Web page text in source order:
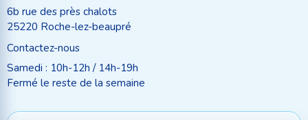
6b rue des près chalots
25220 Roche-lez-beaupré
Contactez-nous
Samedi : 10h-12h / 14h-19h
Fermé le reste de la semaine